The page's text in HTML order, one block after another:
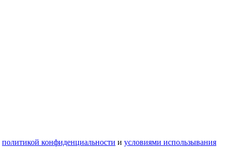
политикой конфиденциальности и условиями использывания